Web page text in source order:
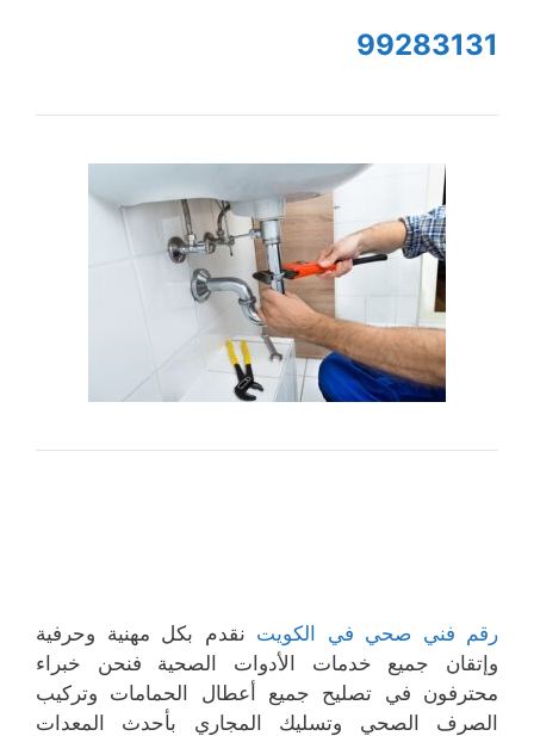
99283131
رقم فني صحي في الكويت نقدم بكل مهنية وحرفية
وإتقان جميع خدمات الأدوات الصحية فنحن خبراء
محترفون في تصليح جميع أعطال الحمامات وتركيب
الصرف الصحي وتسليك المجاري بأحدث المعدات